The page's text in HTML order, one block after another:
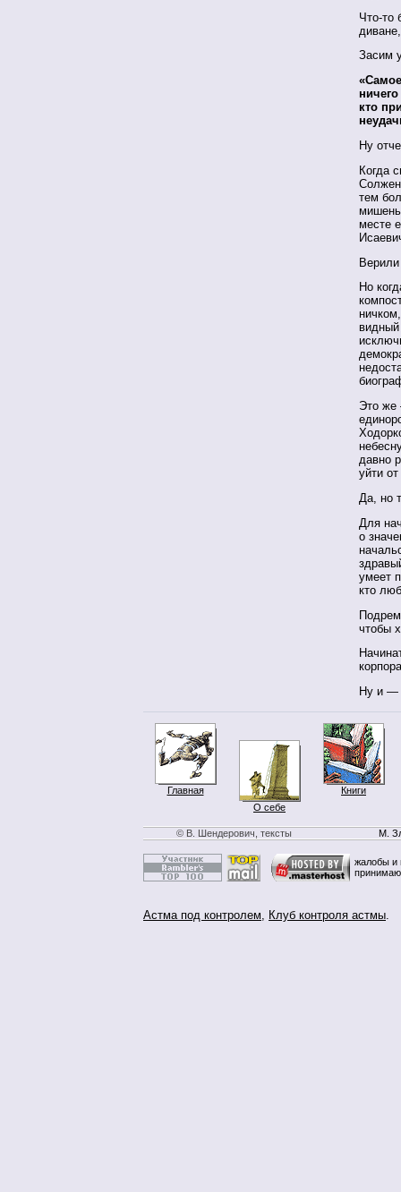
Что-то
Засим
кто
Ну
Когда
тем
месте
Но
Это же
давно
уйти
Да, но
Для
о
умеет
кто
чтобы
Ну и —
Главная
О себе
Книги
© В. Шендерович, тексты М.
жалобы и
Астма под контролем, Клуб контроля астмы.